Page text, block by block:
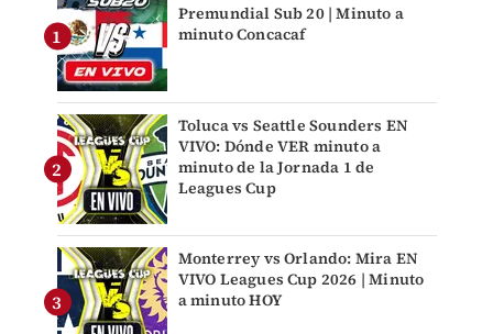
Premundial Sub 20 | Minuto a
minuto Concacaf
Toluca vs Seattle Sounders EN
VIVO: Dónde VER minuto a
minuto de la Jornada 1 de
Leagues Cup
Monterrey vs Orlando: Mira EN
VIVO Leagues Cup 2026 | Minuto
a minuto HOY